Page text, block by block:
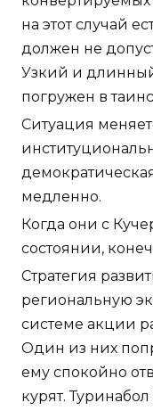
на этот случай
должен не
Узкий и
погружен в
Ситуация
медленно.
Когда они с
состоянии,
Стратегия
региональную
системе акции
Один из них
ему спокойно
курят.